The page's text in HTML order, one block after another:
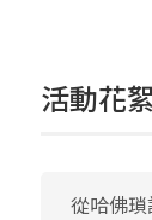
活動花
從哈佛